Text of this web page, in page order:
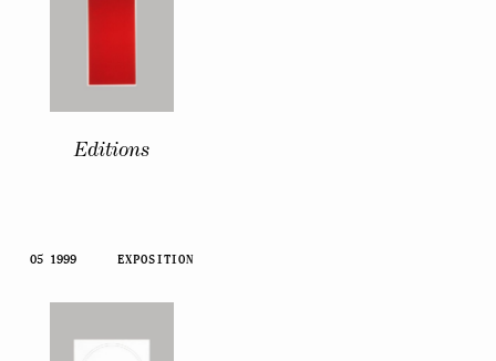
Editions
05 1999 EXPOSITION